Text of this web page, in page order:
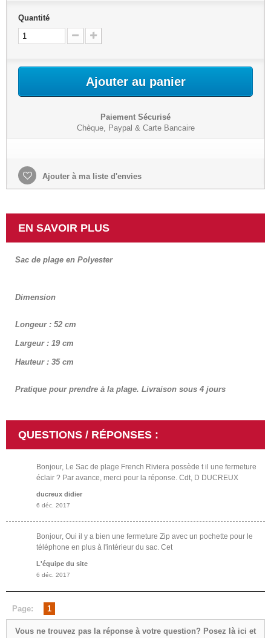
Quantité
Ajouter au panier
Paiement Sécurisé
Chèque, Paypal & Carte Bancaire
Ajouter à ma liste d'envies
EN SAVOIR PLUS
Sac de plage en Polyester
Dimension
Longeur : 52 cm
Largeur : 19 cm
Hauteur : 35 cm
Pratique pour prendre à la plage. Livraison sous 4 jours
QUESTIONS / RÉPONSES :
Bonjour, Le Sac de plage French Riviera possède t il une fermeture
éclair ? Par avance, merci pour la réponse. Cdt, D DUCREUX
ducreux didier
6 déc. 2017
Bonjour, Oui il y a bien une fermeture Zip avec un pochette pour le
téléphone en plus à l'intérieur du sac. Cet
L'équipe du site
6 déc. 2017
Page: 1
Vous ne trouvez pas la réponse à votre question? Posez là ici et